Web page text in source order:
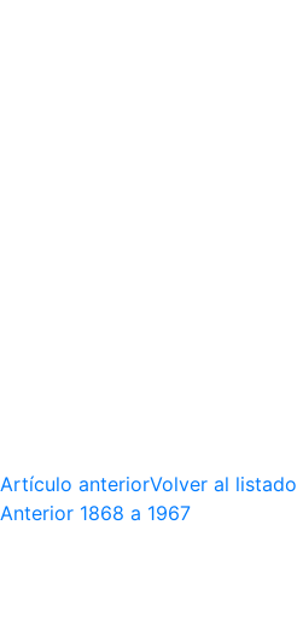
Artículo anteriorVolver al listado
Anterior 1868 a 1967